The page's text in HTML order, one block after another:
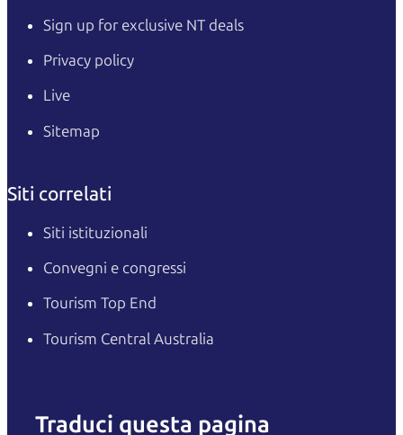
Sign up for exclusive NT deals
Privacy policy
Live
Sitemap
Siti correlati
Siti istituzionali
Convegni e congressi
Tourism Top End
Tourism Central Australia
Traduci questa pagina